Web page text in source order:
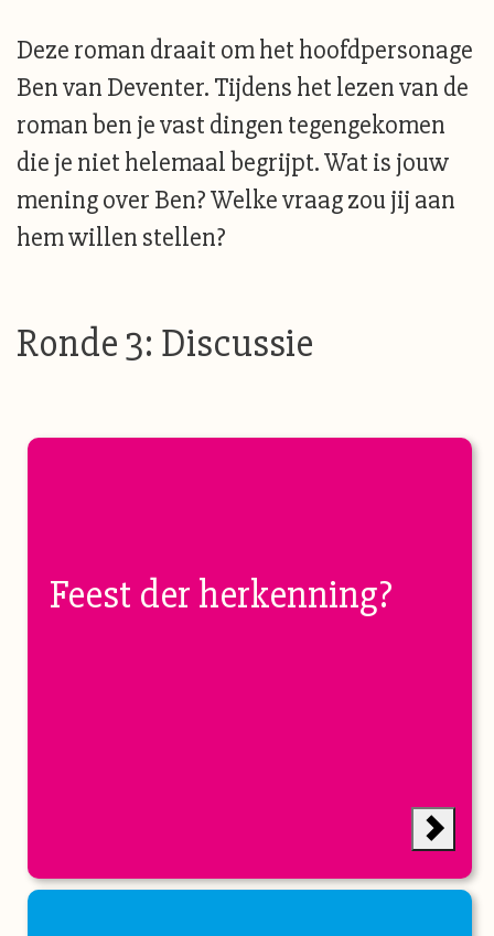
Deze roman draait om het hoofdpersonage
Ben van Deventer. Tijdens het lezen van de
roman ben je vast dingen tegengekomen
die je niet helemaal begrijpt. Wat is jouw
mening over Ben? Welke vraag zou jij aan
hem willen stellen?
Ronde 3: Discussie
Feest der herkenning?